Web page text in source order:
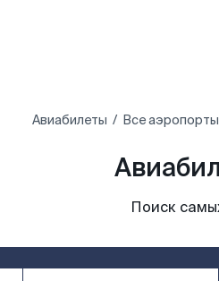
Авиабилеты Все
Поиск